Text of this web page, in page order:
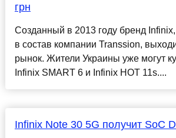
грн
Созданный в 2013 году бренд
в состав компании Transsion,
рынок. Жители Украины уже могут
Infinix SMART 6 и Infinix HOT 11s....
Infinix Note 30 5G получит SoC